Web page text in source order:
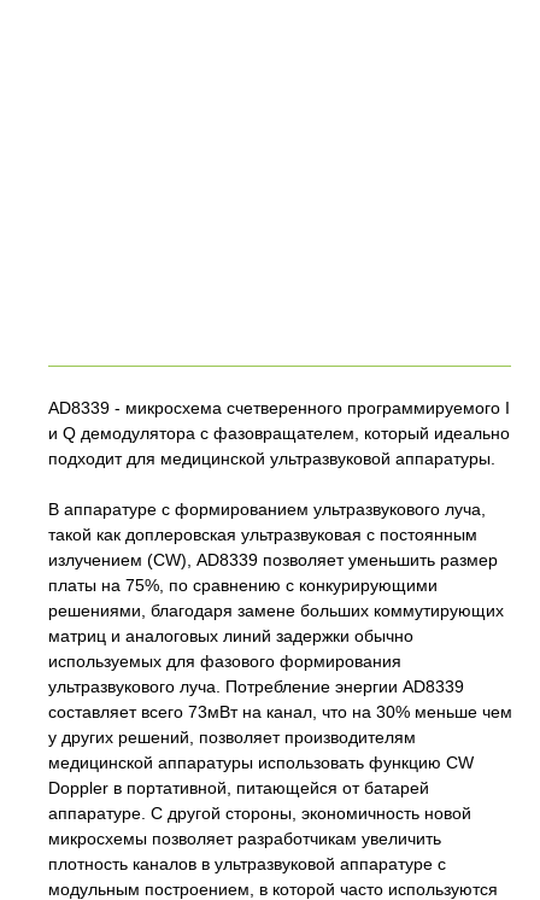
AD8339 - микросхема счетверенного программируемого I
и Q демодулятора с фазовращателем, который идеально
подходит для медицинской ультразвуковой аппаратуры.
В аппаратуре с формированием ультразвукового луча,
такой как доплеровская ультразвуковая с постоянным
излучением (CW), AD8339 позволяет уменьшить размер
платы на 75%, по сравнению с конкурирующими
решениями, благодаря замене больших коммутирующих
матриц и аналоговых линий задержки обычно
используемых для фазового формирования
ультразвукового луча. Потребление энергии AD8339
составляет всего 73мВт на канал, что на 30% меньше чем
у других решений, позволяет производителям
медицинской аппаратуры использовать функцию CW
Doppler в портативной, питающейся от батарей
аппаратуре. C другой стороны, экономичность новой
микросхемы позволяет разработчикам увеличить
плотность каналов в ультразвуковой аппаратуре с
модульным построением, в которой часто используются